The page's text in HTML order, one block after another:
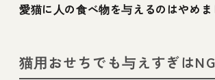
愛猫に人の食べ物を与えるのはやめま
猫用おせちでも与えすぎはNG